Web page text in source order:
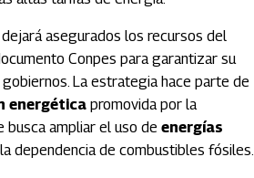
asegurados los recursos del
Conpes para garantizar su
La estrategia hace parte de
energética promovida por la
busca ampliar el uso de energías
dependencia de combustibles fósiles.